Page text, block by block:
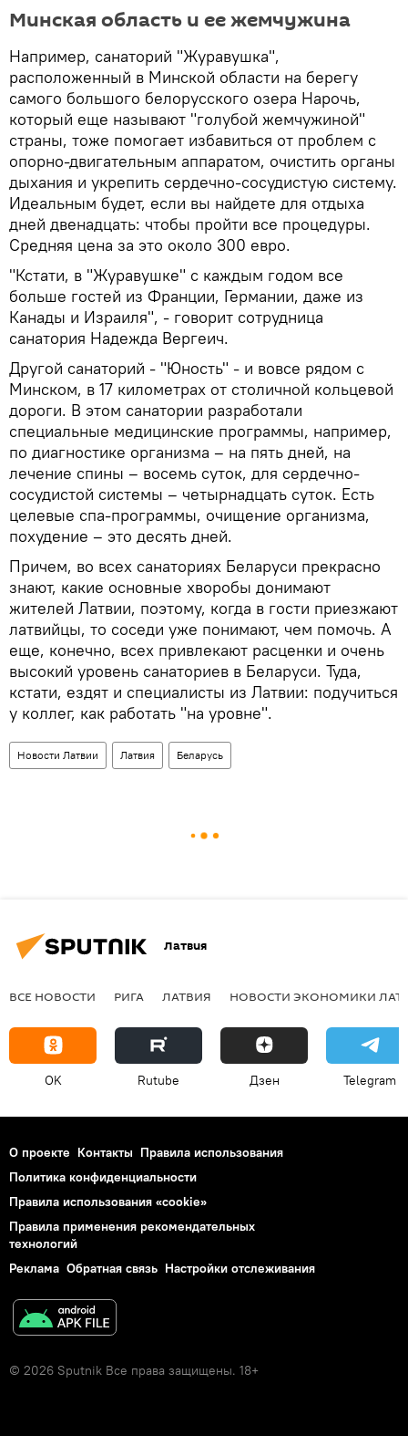
Минская область и ее жемчужина
Например, санаторий "Журавушка",
расположенный в Минской области на берегу
самого большого белорусского озера Нарочь,
который еще называют "голубой жемчужиной"
страны, тоже помогает избавиться от проблем с
опорно-двигательным аппаратом, очистить органы
дыхания и укрепить сердечно-сосудистую систему.
Идеальным будет, если вы найдете для отдыха
дней двенадцать: чтобы пройти все процедуры.
Средняя цена за это около 300 евро.
"Кстати, в "Журавушке" с каждым годом все
больше гостей из Франции, Германии, даже из
Канады и Израиля", - говорит сотрудница
санатория Надежда Вергеич.
Другой санаторий - "Юность" - и вовсе рядом с
Минском, в 17 километрах от столичной кольцевой
дороги. В этом санатории разработали
специальные медицинские программы, например,
по диагностике организма – на пять дней, на
лечение спины – восемь суток, для сердечно-
сосудистой системы – четырнадцать суток. Есть
целевые спа-программы, очищение организма,
похудение – это десять дней.
Причем, во всех санаториях Беларуси прекрасно
знают, какие основные хворобы донимают
жителей Латвии, поэтому, когда в гости приезжают
латвийцы, то соседи уже понимают, чем помочь. А
еще, конечно, всех привлекают расценки и очень
высокий уровень санаториев в Беларуси. Туда,
кстати, ездят и специалисты из Латвии: подучиться
у коллег, как работать "на уровне".
Новости Латвии Латвия Беларусь
Латвия
ВСЕ НОВОСТИ РИГА ЛАТВИЯ НОВОСТИ ЭКОНОМИКИ
OK Rutube Дзен Telegram
О проекте Контакты Правила использования
Политика конфиденциальности
Правила использования «cookie»
Правила применения рекомендательных
технологий
Реклама Обратная связь Настройки отслеживания
© 2026 Sputnik Все права защищены. 18+